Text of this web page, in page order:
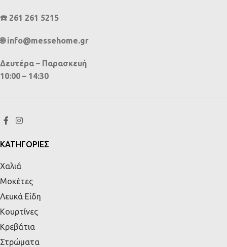
☎️ 261 261 5215
🌐 info@messehome.gr
Δευτέρα – Παρασκευή
10:00 – 14:30
ΚΑΤΗΓΟΡΙΕΣ
Χαλιά
Μοκέτες
Λευκά Είδη
Κουρτίνες
Κρεβάτια
Στρώματα